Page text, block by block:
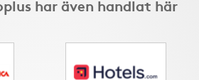
har även handlat här